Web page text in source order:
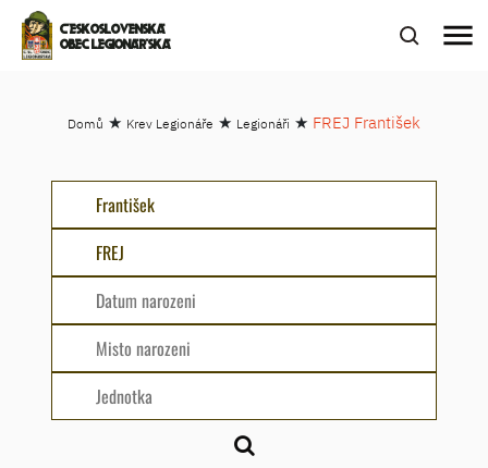
ČESKOSLOVENSKÁ
OBEC LEGIONÁŘSKÁ
menu
Domů ★ Krev Legionáře ★ Legionáři ★ FREJ František